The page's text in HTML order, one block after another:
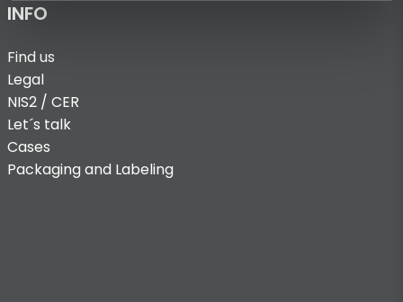
INFO
Find us
Legal
NIS2 / CER
Let´s talk
Cases
Packaging and Labeling